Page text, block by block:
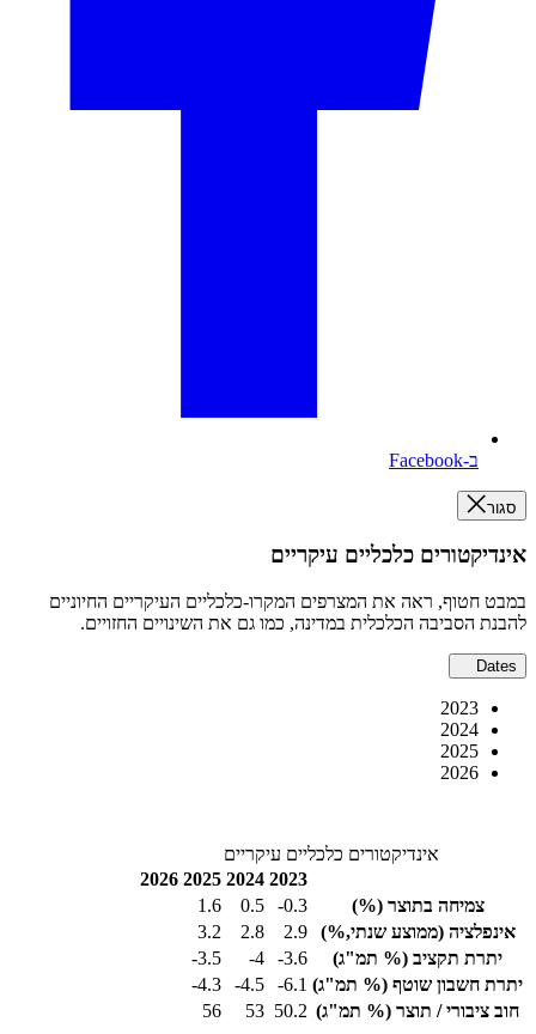
ב-Facebook
סגור
אינדיקטורים כלכליים עיקריים
במבט חטוף, ראה את המצרפים המקרו-כלכליים העיקריים החיוניים
להבנת הסביבה הכלכלית במדינה, כמו גם את השינויים החזויים.
Dates
2023
2024
2025
2026
אינדיקטורים כלכליים עיקריים
2023
2024
2025
2026
צמיחה בתוצר(%)
‎-0.3
0.5
1.6
אינפלציה(ממוצע שנתי,%) 2.9
2.8
3.2
יתרת תקציב (% תמ"ג) ‎-3.6
‎-4
‎-3.5
יתרת חשבון שוטף (% תמ"ג) ‎-6.1
‎-4.5
‎-4.3
חוב ציבורי / תוצר (% תמ"ג) 50.2
53
56